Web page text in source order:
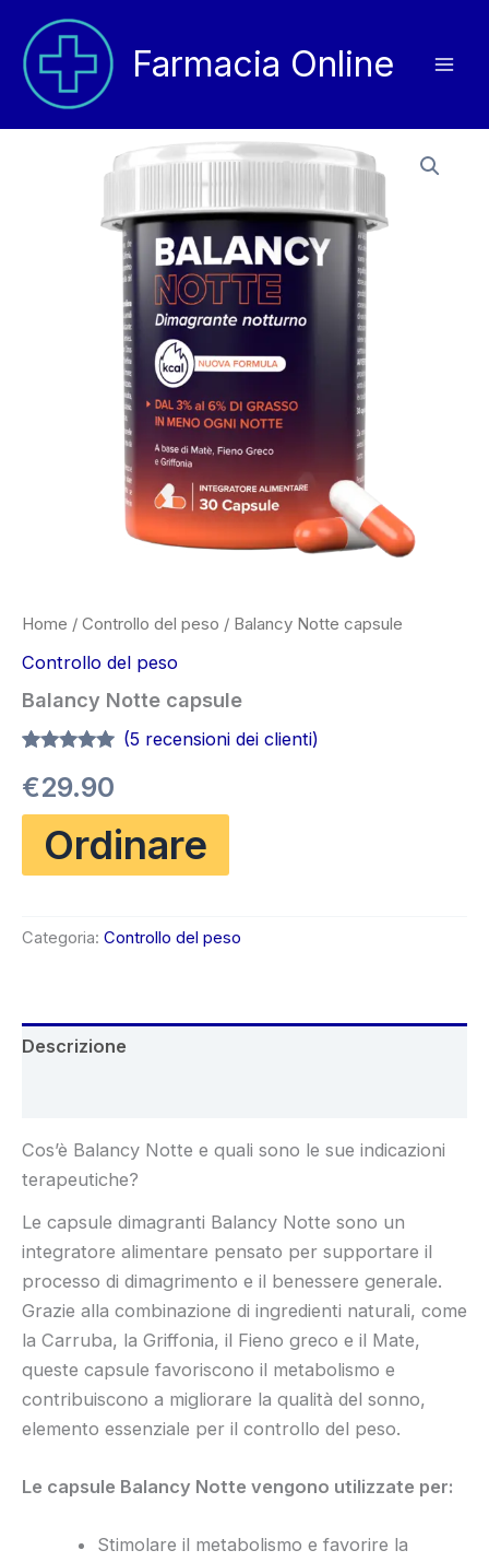
contenuto
Farmacia Online
Home / Controllo del peso / Balancy Notte capsule
Controllo del peso
Balancy Notte capsule
su 5 su
base di
recensioni
(5recensioni dei clienti)
€29.90
Ordinare
Categoria: Controllo del peso
Descrizione
Cos’è Balancy Notte e quali sono le sue indicazioni
terapeutiche?
Le capsule dimagranti Balancy Notte sono un
integratore alimentare pensato per supportare il
processo di dimagrimento e il benessere generale.
Grazie alla combinazione di ingredienti naturali, come
la Carruba, la Griffonia, il Fieno greco e il Mate,
queste capsule favoriscono il metabolismo e
contribuiscono a migliorare la qualità del sonno,
elemento essenziale per il controllo del peso.
Le capsule Balancy Notte vengono utilizzate per:
Stimolare il metabolismo e favorire la